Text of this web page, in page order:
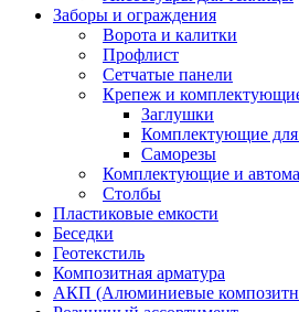
Заборы и ограждения
Ворота и калитки
Профлист
Сетчатые панели
Крепеж и
Заглушки
Комплектующие для
Саморезы
Комплектующие и
Столбы
Пластиковые емкости
Беседки
Геотекстиль
Композитная арматура
АКП (Алюминиевые